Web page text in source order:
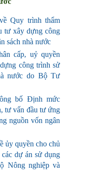
Quy trình thẩm
tư xây dựng công
sách nhà nước
cấp, uỷ quyền
công trình sử
nước do Bộ Tư
bố Định mức
tư vấn đầu tư ứng
nguồn vốn ngân
quyền cho chủ
dự án sử dụng
Nông nghiệp và